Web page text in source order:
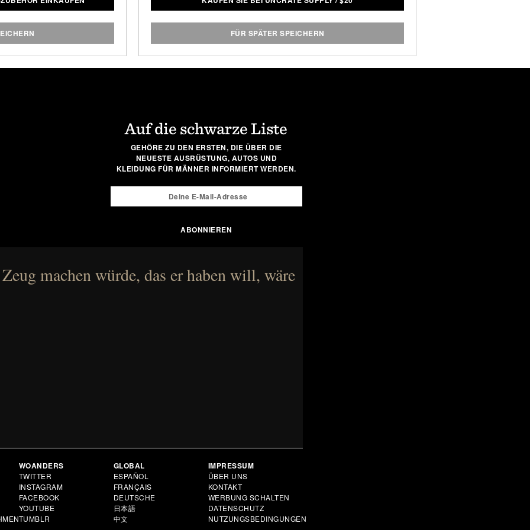
in Behältern im
gut aussehen.
Kappe mit hohem Profil ist leicht und atmungsaktiv und
FÜR SPÄTER SPEICHERN
Auf die schwarze Liste
GEHÖRE ZU DEN ERSTEN, DIE ÜBER DIE
NEUESTE AUSRÜSTUNG, AUTOS UND
KLEIDUNG FÜR MÄNNER INFORMIERT WERDEN.
machen würde, das er haben will, wäre
WOANDERS
TWITTER
INSTAGRAM
FACEBOOK
YOUTUBE
TUMBLR
GLOBAL
ESPAÑOL
FRANÇAIS
DEUTSCHE
日本語
中文
IMPRESSUM
ÜBER UNS
KONTAKT
WERBUNG SCHALTEN
DATENSCHUTZ
NUTZUNGSBEDINGUNGEN